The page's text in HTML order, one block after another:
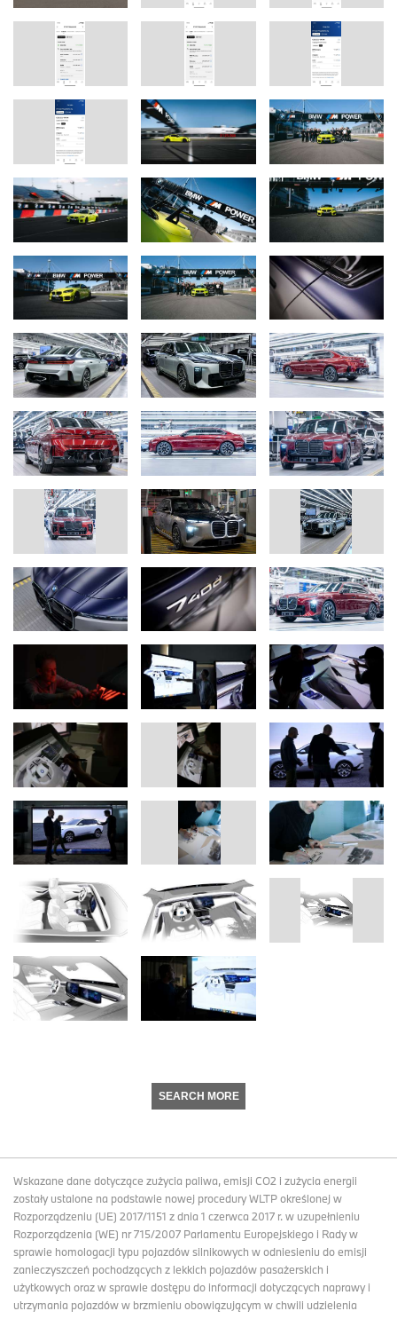
SEARCH MORE
Wskazane dane dotyczące zużycia paliwa, emisji CO2 i zużycia energii
zostały ustalone na podstawie nowej procedury WLTP określonej w
Rozporządzeniu (UE) 2017/1151 z dnia 1 czerwca 2017 r. w uzupełnieniu
Rozporządzenia (WE) nr 715/2007 Parlamentu Europejskiego i Rady w
sprawie homologacji typu pojazdów silnikowych w odniesieniu do emisji
zanieczyszczeń pochodzących z lekkich pojazdów pasażerskich i
użytkowych oraz w sprawie dostępu do informacji dotyczących naprawy i
utrzymania pojazdów w brzmieniu obowiązującym w chwili udzielenia